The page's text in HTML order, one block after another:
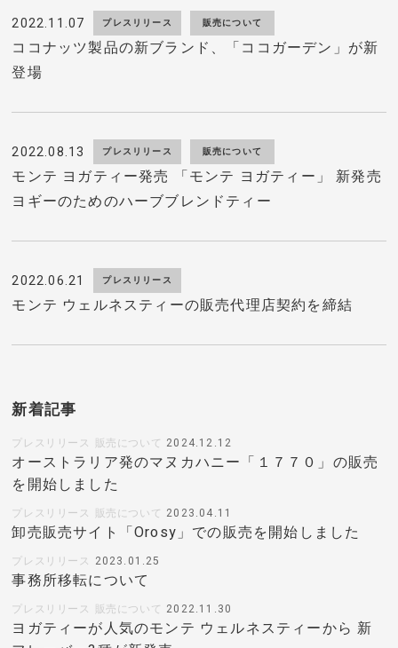
2022.11.07 プレスリリース 販売について
ココナッツ製品の新ブランド、「ココガーデン」が新
登場
2022.08.13 プレスリリース 販売について
モンテ ヨガティー発売 「モンテ ヨガティー」 新発売
ヨギーのためのハーブブレンドティー
2022.06.21 プレスリリース
モンテ ウェルネスティーの販売代理店契約を締結
新着記事
プレスリリース 販売について 2024.12.12
オーストラリア発のマヌカハニー「１７７０」の販売
を開始しました
プレスリリース 販売について 2023.04.11
卸売販売サイト「Orosy」での販売を開始しました
プレスリリース 2023.01.25
事務所移転について
プレスリリース 販売について 2022.11.30
ヨガティーが人気のモンテ ウェルネスティーから 新